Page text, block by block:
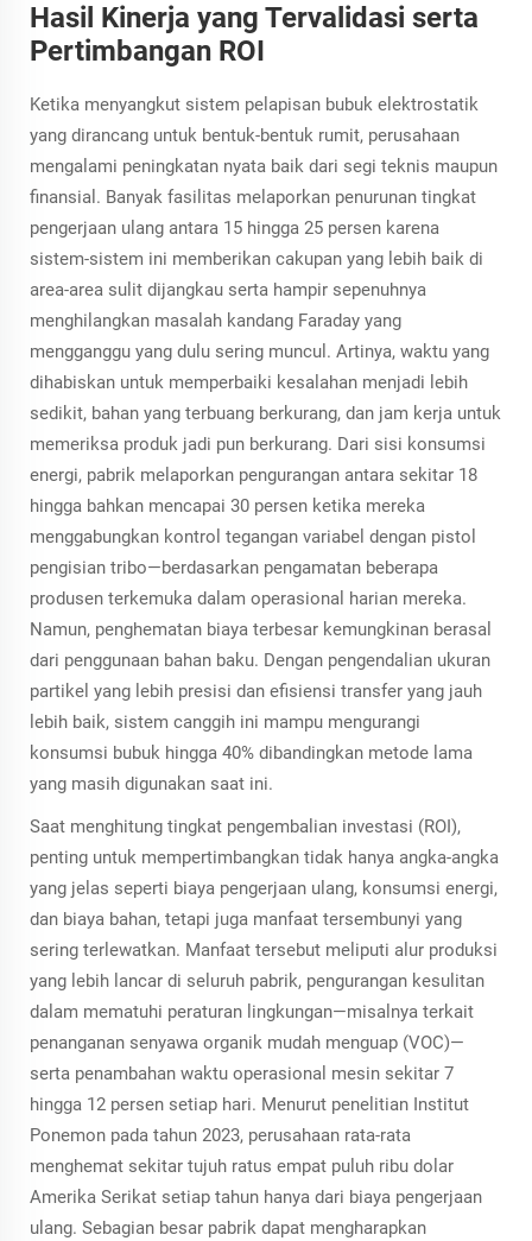
Hasil Kinerja yang Tervalidasi serta
Pertimbangan ROI
Ketika menyangkut sistem pelapisan bubuk elektrostatik
yang dirancang untuk bentuk-bentuk rumit, perusahaan
mengalami peningkatan nyata baik dari segi teknis maupun
finansial. Banyak fasilitas melaporkan penurunan tingkat
pengerjaan ulang antara 15 hingga 25 persen karena
sistem-sistem ini memberikan cakupan yang lebih baik di
area-area sulit dijangkau serta hampir sepenuhnya
menghilangkan masalah kandang Faraday yang
mengganggu yang dulu sering muncul. Artinya, waktu yang
dihabiskan untuk memperbaiki kesalahan menjadi lebih
sedikit, bahan yang terbuang berkurang, dan jam kerja untuk
memeriksa produk jadi pun berkurang. Dari sisi konsumsi
energi, pabrik melaporkan pengurangan antara sekitar 18
hingga bahkan mencapai 30 persen ketika mereka
menggabungkan kontrol tegangan variabel dengan pistol
pengisian tribo—berdasarkan pengamatan beberapa
produsen terkemuka dalam operasional harian mereka.
Namun, penghematan biaya terbesar kemungkinan berasal
dari penggunaan bahan baku. Dengan pengendalian ukuran
partikel yang lebih presisi dan efisiensi transfer yang jauh
lebih baik, sistem canggih ini mampu mengurangi
konsumsi bubuk hingga 40% dibandingkan metode lama
yang masih digunakan saat ini.
Saat menghitung tingkat pengembalian investasi (ROI),
penting untuk mempertimbangkan tidak hanya angka-angka
yang jelas seperti biaya pengerjaan ulang, konsumsi energi,
dan biaya bahan, tetapi juga manfaat tersembunyi yang
sering terlewatkan. Manfaat tersebut meliputi alur produksi
yang lebih lancar di seluruh pabrik, pengurangan kesulitan
dalam mematuhi peraturan lingkungan—misalnya terkait
penanganan senyawa organik mudah menguap (VOC)—
serta penambahan waktu operasional mesin sekitar 7
hingga 12 persen setiap hari. Menurut penelitian Institut
Ponemon pada tahun 2023, perusahaan rata-rata
menghemat sekitar tujuh ratus empat puluh ribu dolar
Amerika Serikat setiap tahun hanya dari biaya pengerjaan
ulang. Sebagian besar pabrik dapat mengharapkan